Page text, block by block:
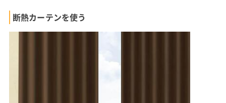
断熱カーテンを使う